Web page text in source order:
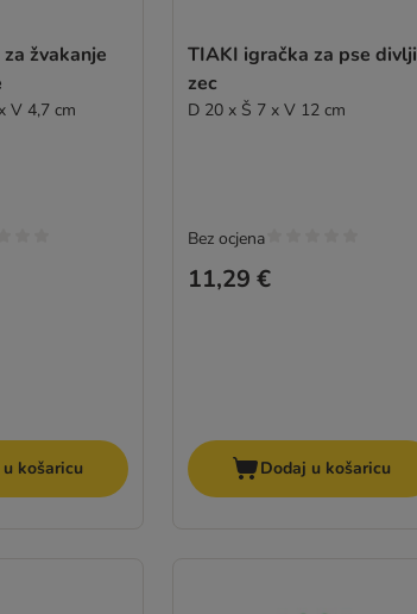
žvakanje
V 4,7 cm
košaricu
TIAKI igračka za pse divlji
zec
D 20 x Š 7 x V 12 cm
11,29 €
Bez ocjena
Dodaj u košaricu